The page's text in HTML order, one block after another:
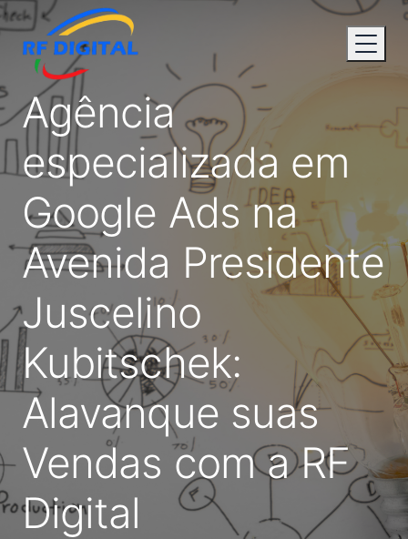
Agência
especializada em
Google Ads na
Avenida Presidente
Juscelino
Kubitschek:
Alavanque suas
Vendas com a RF
Digital